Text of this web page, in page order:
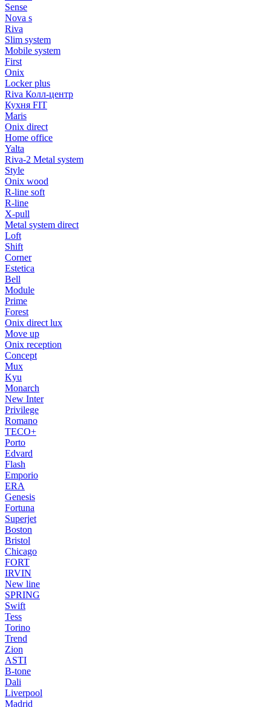
Sense
Nova s
Riva
Slim system
Mobile system
First
Onix
Locker plus
Riva Колл-центр
Кухня FIT
Maris
Onix direct
Home office
Yalta
Riva-2 Metal system
Style
Onix wood
R-line soft
R-line
X-pull
Metal system direct
Loft
Shift
Corner
Estetica
Bell
Module
Prime
Forest
Onix direct lux
Move up
Onix reception
Concept
Mux
Kyu
Monarch
New Inter
Privilege
Romano
TECO+
Porto
Edvard
Flash
Emporio
ERA
Genesis
Fortuna
Superjet
Boston
Bristol
Chicago
FORT
IRVIN
New line
SPRING
Swift
Tess
Torino
Trend
Zion
ASTI
B-tone
Dali
Liverpool
Madrid